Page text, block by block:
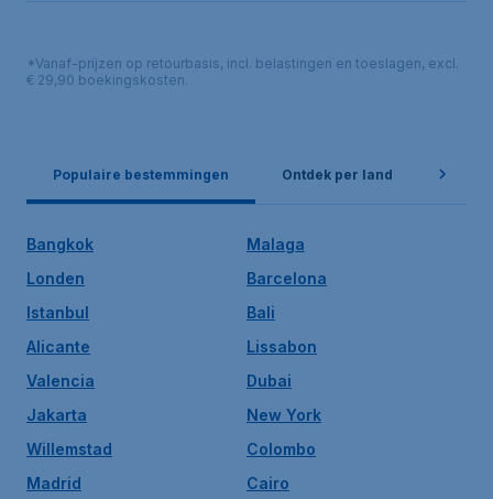
*Vanaf-prijzen op retourbasis, incl. belastingen en toeslagen, excl.
€ 29,90 boekingskosten.
Populaire bestemmingen Ontdek per land
Bangkok
Malaga
Londen
Barcelona
Istanbul
Bali
Alicante
Lissabon
Valencia
Dubai
Jakarta
New York
Willemstad
Colombo
Madrid
Cairo